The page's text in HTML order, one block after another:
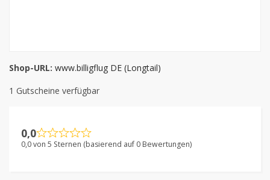
Shop-URL: www.billigflug DE (Longtail)
1 Gutscheine verfügbar
0,0
0,0 von 5 Sternen (basierend auf 0 Bewertungen)